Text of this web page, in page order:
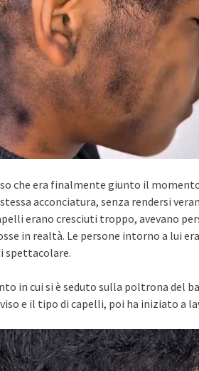
che era finalmente giunto il
acconciatura, senza rendersi
erano cresciuti troppo, avevano
in realtà. Le persone intorno a lui
spettacolare.
in cui si è seduto sulla poltrona del
e il tipo di capelli, poi ha iniziato a